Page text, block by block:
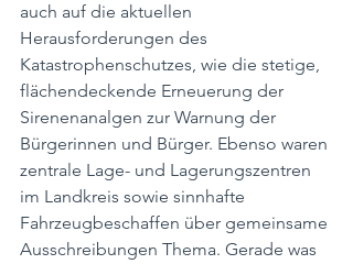
auch auf die aktuellen
Herausforderungen des
Katastrophenschutzes, wie die stetige,
flächendeckende Erneuerung der
Sirenenanalgen zur Warnung der
Bürgerinnen und Bürger. Ebenso waren
zentrale Lage- und Lagerungszentren
im Landkreis sowie sinnhafte
Fahrzeugbeschaffen über gemeinsame
Ausschreibungen Thema. Gerade was